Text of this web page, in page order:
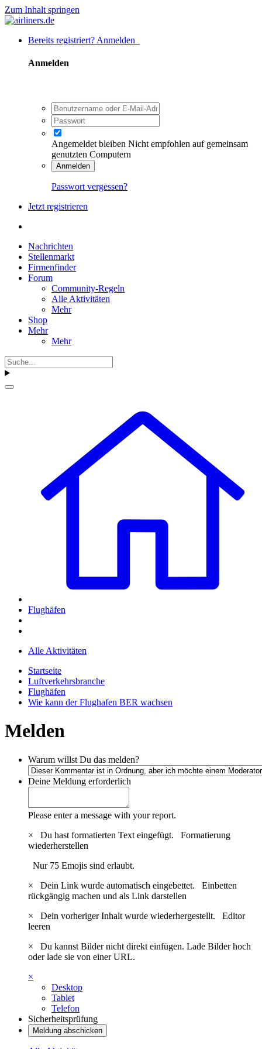
Zum Inhalt springen
Bereits registriert? Anmelden
Anmelden
Angemeldet bleiben Nicht empfohlen auf gemeinsam
genutzten Computern
Anmelden
Passwort vergessen?
Jetzt registrieren
Nachrichten
Stellenmarkt
Firmenfinder
Forum
Community-Regeln
Alle Aktivitäten
Mehr
Shop
Mehr
Mehr
Flughäfen
Alle Aktivitäten
Startseite
Luftverkehrsbranche
Flughäfen
Wie kann der Flughafen BER wachsen
Melden
Warum willst Du das melden?
Deine Meldung erforderlich
Please enter a message with your report.
×
Du hast formatierten Text eingefügt. Formatierung
wiederherstellen
Nur 75 Emojis sind erlaubt.
×
Dein Link wurde automatisch eingebettet. Einbetten
rückgängig machen und als Link darstellen
×
Dein vorheriger Inhalt wurde wiederhergestellt. Editor
leeren
×
Du kannst Bilder nicht direkt einfügen. Lade Bilder hoch
oder lade sie von einer URL.
×
Desktop
Tablet
Telefon
Sicherheitsprüfung
Meldung abschicken